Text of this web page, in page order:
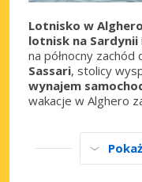
Lotnisko w Alghero
lotnisk na Sardynii
na północny
Sassari, stolicy
wynajem
wakacje w Alghero